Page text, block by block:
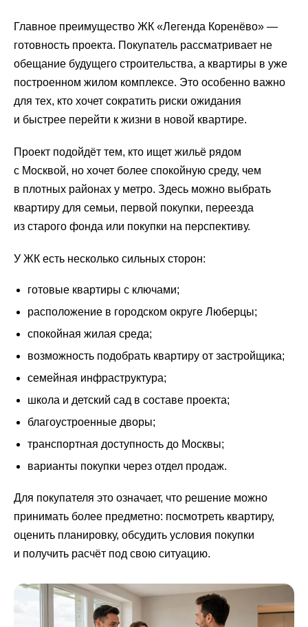
Главное преимущество ЖК «Легенда Коренёво» —
готовность проекта. Покупатель рассматривает не
обещание будущего строительства, а квартиры в уже
построенном жилом комплексе. Это особенно важно
для тех, кто хочет сократить риски ожидания
и быстрее перейти к жизни в новой квартире.
Проект подойдёт тем, кто ищет жильё рядом
с Москвой, но хочет более спокойную среду, чем
в плотных районах у метро. Здесь можно выбрать
квартиру для семьи, первой покупки, переезда
из старого фонда или покупки на перспективу.
У ЖК есть несколько сильных сторон:
готовые квартиры с ключами;
расположение в городском округе Люберцы;
спокойная жилая среда;
возможность подобрать квартиру от застройщика;
семейная инфраструктура;
школа и детский сад в составе проекта;
благоустроенные дворы;
транспортная доступность до Москвы;
варианты покупки через отдел продаж.
Для покупателя это означает, что решение можно
принимать более предметно: посмотреть квартиру,
оценить планировку, обсудить условия покупки
и получить расчёт под свою ситуацию.